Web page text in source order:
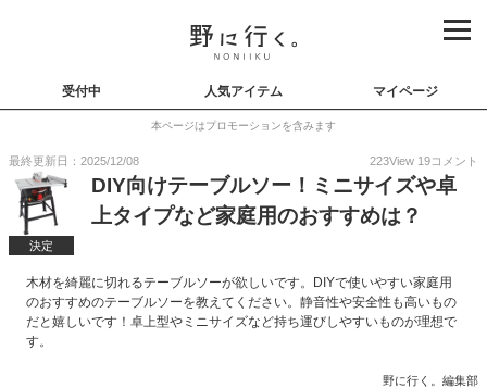
受付中 人気アイテム マイページ
本ページはプロモーションを含みます
最終更新日：2025/12/08 223View 19コメント
決定
DIY向けテーブルソー！ミニサイズや卓
上タイプなど家庭用のおすすめは？
木材を綺麗に切れるテーブルソーが欲しいです。DIYで使いやすい家庭用
のおすすめのテーブルソーを教えてください。静音性や安全性も高いもの
だと嬉しいです！卓上型やミニサイズなど持ち運びしやすいものが理想で
す。
野に行く。編集部